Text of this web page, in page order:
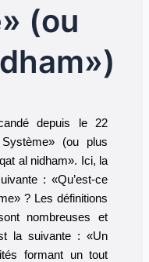
(ou
depuis le 22
(ou plus
al nidham». Ici, la
: «Qu’est-ce
? Les définitions
nombreuses et
la suivante : «Un
formant un tout